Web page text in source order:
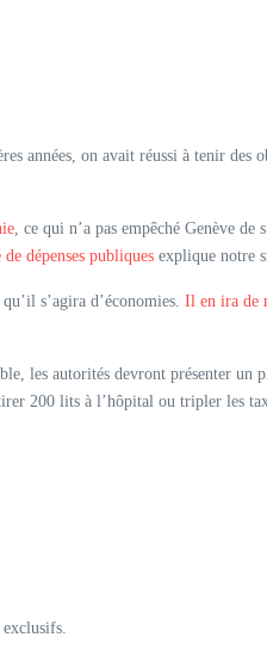
années, on avait réussi à tenir des
, ce qui n’a pas empêché Genève de
dépenses publiques explique notre
s’agira d’économies. Il en ira de
les autorités devront présenter un
200 lits à l’hôpital ou tripler les